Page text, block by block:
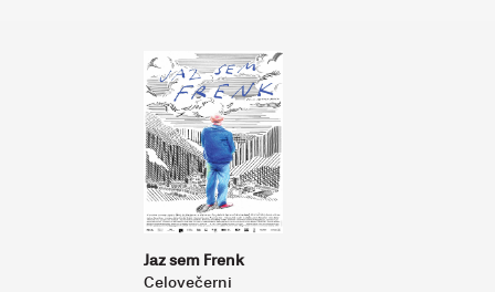
Jaz sem Frenk
Celovečerni